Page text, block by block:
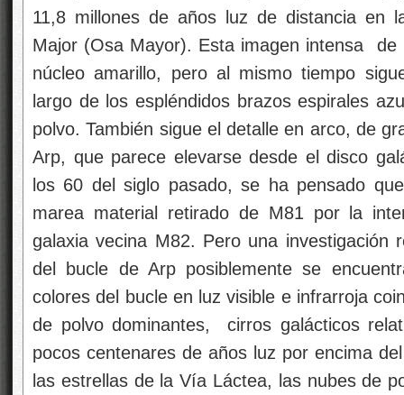
11,8 millones de años luz de distancia en
Major (Osa Mayor). Esta imagen intensa de
núcleo amarillo, pero al mismo tiempo
largo de los espléndidos brazos espirales
polvo. También sigue el detalle en arco, de
Arp, que parece elevarse desde el disco
los 60 del siglo pasado, se ha pensado
marea material retirado de M81 por la
galaxia vecina M82. Pero una investigación
del bucle de Arp posiblemente se
colores del bucle en luz visible e infrarroja
de polvo dominantes, cirros galácticos
pocos centenares de años luz por encima
las estrellas de la Vía Láctea, las nubes de